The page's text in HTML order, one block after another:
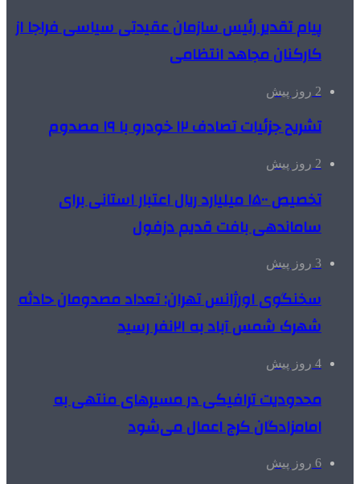
پیام تقدیر رئیس سازمان عقیدتی سیاسی فراجا از
کارکنان مجاهد انتظامی
2 روز پیش
تشریح جزئیات تصادف ۱۲ خودرو با ۱۹ مصدوم
2 روز پیش
تخصیص ۱۵۰۰ میلیارد ریال اعتبار استانی برای
ساماندهی بافت قدیم دزفول
3 روز پیش
سخنگوی اورژانس تهران: تعداد مصدومان حادثه
شهرک شمس آباد به ۲۱نفر رسید
4 روز پیش
محدودیت ترافیکی در مسیرهای منتهی به
امامزادگان کرج اعمال می‌شود
6 روز پیش